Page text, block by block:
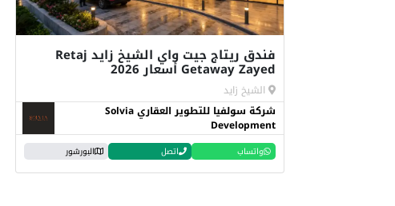
فندق ريتاج جيت واي الشيخ زايد Retaj
Getaway Zayed أسعار 2026
الشيخ زايد
شركة سولفيا للتطوير العقاري Solvia
Development
واتساب اتصل البورشور